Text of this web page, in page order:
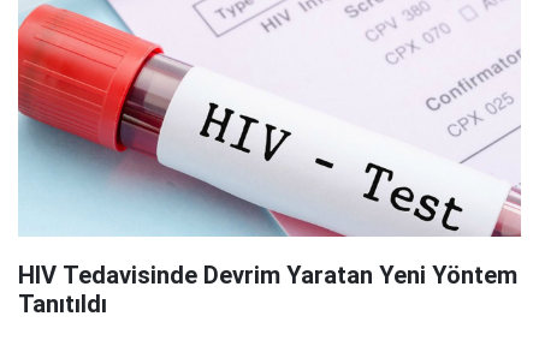
HIV Tedavisinde Devrim Yaratan Yeni Yöntem
Tanıtıldı